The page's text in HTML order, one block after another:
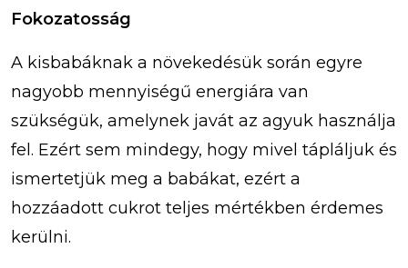
Fokozatosság
A kisbabáknak a növekedésük során egyre
nagyobb mennyiségű energiára van
szükségük, amelynek javát az agyuk használja
fel. Ezért sem mindegy, hogy mivel tápláljuk és
ismertetjük meg a babákat, ezért a
hozzáadott cukrot teljes mértékben érdemes
kerülni.